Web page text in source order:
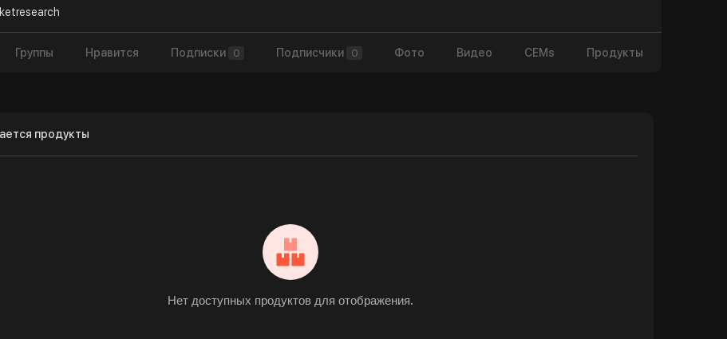
Группы Нравится Подписки 0 Подписчики 0 Фото Видео CEMs Продукты
продукты
Нет доступных продуктов для отображения.